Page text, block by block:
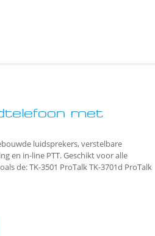
met
luidsprekers, verstelbare
en in-line PTT. Geschikt voor alle
de: TK-3501 ProTalk TK-3701d ProTalk